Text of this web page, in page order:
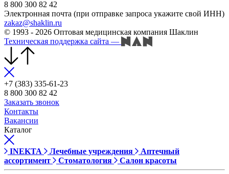
8 800 300 82 42
Электронная почта (при отправке запроса укажите свой ИНН)
zakaz@shaklin.ru
© 1993 - 2026 Оптовая медицинская компания Шаклин
Техническая поддержка сайта —
+7 (383) 335-61-23
8 800 300 82 42
Заказать звонок
Контакты
Вакансии
Каталог
INEKTA Лечебные учреждения
Аптечный
ассортимент
Стоматология Салон красоты